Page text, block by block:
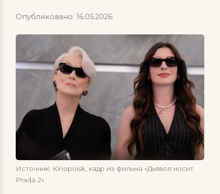
Опубликовано: 16.05.2026
Источник: Kinopoisk, кадр из фильма «Дьявол носит
Prada 2»